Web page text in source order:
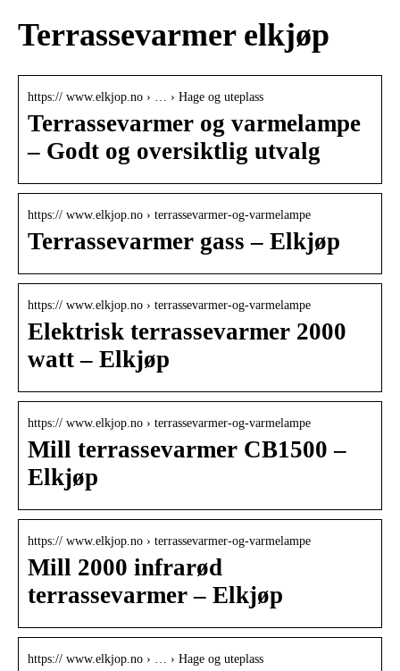
Terrassevarmer elkjøp
https:// www.elkjop.no › … › Hage og uteplass
Terrassevarmer og varmelampe
– Godt og oversiktlig utvalg
https:// www.elkjop.no › terrassevarmer-og-varmelampe
Terrassevarmer gass – Elkjøp
https:// www.elkjop.no › terrassevarmer-og-varmelampe
Elektrisk terrassevarmer 2000
watt – Elkjøp
https:// www.elkjop.no › terrassevarmer-og-varmelampe
Mill terrassevarmer CB1500 –
Elkjøp
https:// www.elkjop.no › terrassevarmer-og-varmelampe
Mill 2000 infrarød
terrassevarmer – Elkjøp
https:// www.elkjop.no › … › Hage og uteplass